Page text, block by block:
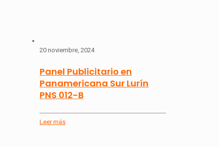
20 noviembre, 2024
Panel Publicitario en
Panamericana Sur Lurín
PNS 012-B
Leer más